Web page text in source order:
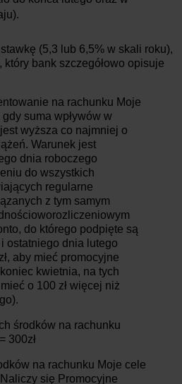
(5,3 lub 6,5% w skali roku),
który bank szczegółowo opisuje
na rachunku Moje
suma wpływów w
wyższa co najmniej o
Warunek jest
dnia roboczego
do wszystkich
regularne
z tym samym
do którego podpięte są
ostatniego dnia lutego
aby mieć promocyjne
kwietnia, na tych
o 100 zł więcej niż
środków na rachunku
300zł
na rachunku Moje cele
się Promocyjne